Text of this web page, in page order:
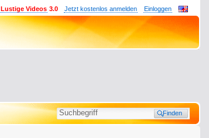
Einloggen
Jetzt kostenlos anmelden
Lustige Videos 3.0